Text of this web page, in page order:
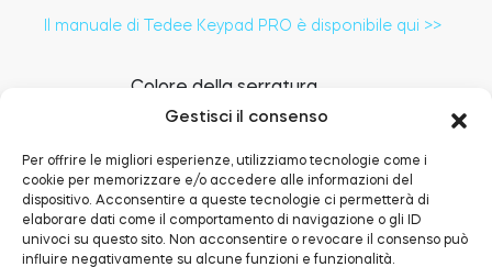
Gestisci il consenso
Per offrire le migliori esperienze, utilizziamo tecnologie come i
cookie per memorizzare e/o accedere alle informazioni del
dispositivo. Acconsentire a queste tecnologie ci permetterà di
elaborare dati come il comportamento di navigazione o gli ID
univoci su questo sito. Non acconsentire o revocare il consenso può
influire negativamente su alcune funzioni e funzionalità.
Il manuale di Tedee Keypad PRO è disponibile qui >>
Colore della serratura
Colore della tastiera